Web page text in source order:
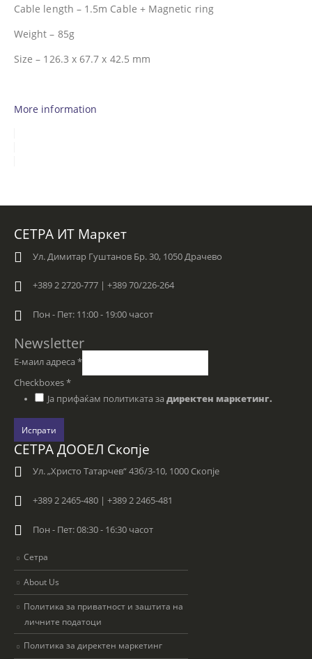
Cable length – 1.5m Cable + Magnetic ring
Weight – 85g
Size – 126.3 x 67.7 x 42.5 mm
More information
СЕТРА ИТ Маркет
Ул. Димитар Гуштанов Бр. 30, 1050 Драчево
+389 2 2720-777 | +389 70/226-264
Пон - Пет: 11:00 - 19:00 часот
Newsletter
Е-маил адреса *
Checkboxes*
Ја прифаќам политиката за директен маркетинг.
Испрати
СЕТРА ДООЕЛ Скопје
Ул. „Христо Татарчев“ 43б/3-10, 1000 Скопје
+389 2 2465-480 | +389 2 2465-481
Пон - Пет: 08:30 - 16:30 часот
Сетра
About Us
Политика за приватност и заштита на
личните податоци
Политика за директен маркетинг